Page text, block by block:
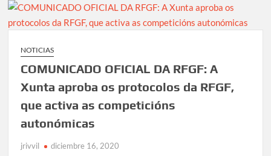
NOTICIAS
COMUNICADO OFICIAL DA RFGF: A
Xunta aproba os protocolos da RFGF,
que activa as competicións
autonómicas
jrivvil diciembre 16, 2020